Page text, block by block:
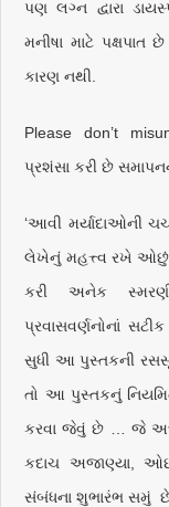
પણ લગ્ન દ્વારા
મનીષા માટે
કારણ નથી.
Please don’t
પ્રશંસા કરી છે
‘આવી મર્યાદાઓની
લેખેનું મહત્ત્વ રખે ઓછું
કરી અનેક
પ્રવાસવર્ણનોનાં
સુધી આ પુસ્તકની
તો આ પુસ્તકનું
કરવા જેવું છે … જે
કદાચ અજાણ્યા,
સંબંધના શુભારંભ સમું